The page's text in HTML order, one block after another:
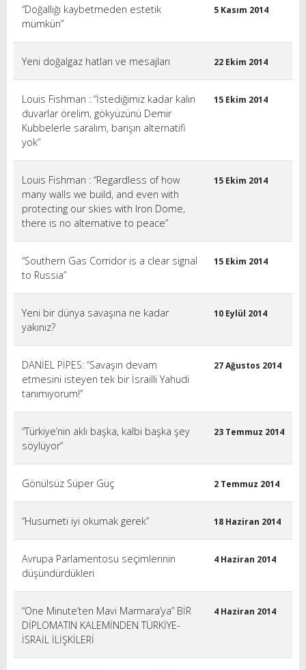
“Doğallığı kaybetmeden estetik
mümkün”
5 Kasım 2014
Yeni doğalgaz hatları ve mesajları 22 Ekim 2014
Louis Fishman : “İstediğimiz kadar kalın
duvarlar örelim, gökyüzünü Demir
Kubbelerle saralım, barışın alternatifi
yok”
15 Ekim 2014
Louis Fishman : “Regardless of how
many walls we build, and even with
protecting our skies with Iron Dome,
there is no alternative to peace”
15 Ekim 2014
“Southern Gas Corridor is a clear signal
to Russia”
15 Ekim 2014
Yeni bir dünya savaşına ne kadar
yakınız?
10 Eylül 2014
DANİEL PİPES: “Savaşın devam
etmesini isteyen tek bir İsrailli Yahudi
tanımıyorum!”
27 Ağustos 2014
“Türkiye’nin aklı başka, kalbi başka şey
söylüyor”
23 Temmuz 2014
Gönülsüz Süper Güç 2 Temmuz 2014
“Husumeti iyi okumak gerek” 18 Haziran 2014
Avrupa Parlamentosu seçimlerinin
düşündürdükleri
4 Haziran 2014
“One Minute’ten Mavi Marmara’ya” BİR
DİPLOMATIN KALEMİNDEN TÜRKİYE-
İSRAİL İLİŞKİLERİ
4 Haziran 2014